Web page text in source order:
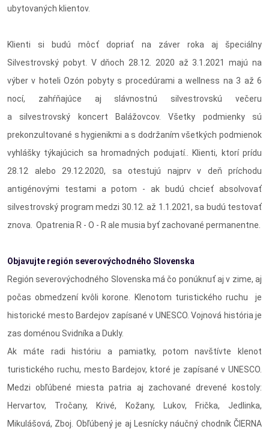
ubytovaných klientov.
Klienti si budú môcť dopriať na záver roka aj špeciálny
Silvestrovský pobyt. V dňoch 28.12. 2020 až 3.1.2021 majú na
výber v hoteli Ozón pobyty s procedúrami a wellness na 3 až 6
nocí, zahŕňajúce aj slávnostnú silvestrovskú večeru
a silvestrovský koncert Balážovcov. Všetky podmienky sú
prekonzultované s hygienikmi a s dodržaním všetkých podmienok
vyhlášky týkajúcich sa hromadných podujatí.. Klienti, ktorí prídu
28.12 alebo 29.12.2020, sa otestujú najprv v deň príchodu
antigénovými testami a potom - ak budú chcieť absolvovať
silvestrovský program medzi 30.12. až 1.1.2021, sa budú testovať
znova. Opatrenia R - O - R ale musia byť zachované permanentne.
Objavujte región severovýchodného Slovenska
Región severovýchodného Slovenska má čo ponúknuť aj v zime, aj
počas obmedzení kvôli korone. Klenotom turistického ruchu je
historické mesto Bardejov zapísané v UNESCO. Vojnová história je
zas doménou Svidníka a Dukly.
Ak máte radi históriu a pamiatky, potom navštívte klenot
turistického ruchu, mesto Bardejov, ktoré je zapísané v UNESCO.
Medzi obľúbené miesta patria aj zachované drevené kostoly:
Hervartov, Tročany, Krivé, Kožany, Lukov, Frička, Jedlinka,
Mikulášová, Zboj. Obľúbený je aj Lesnícky náučný chodník ČIERNA